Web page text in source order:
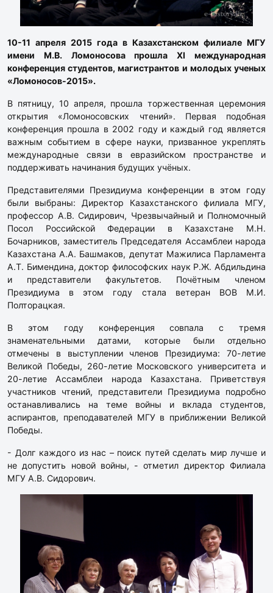
10-11 апреля 2015 года в Казахстанском филиале МГУ
имени М.В. Ломоносова прошла XI международная
конференция студентов, магистрантов и молодых ученых
«Ломоносов-2015».
В пятницу, 10 апреля, прошла торжественная церемония
открытия «Ломоносовских чтений». Первая подобная
конференция прошла в 2002 году и каждый год является
важным событием в сфере науки, призванное укреплять
международные связи в евразийском пространстве и
поддерживать начинания будущих учёных.
Представителями Президиума конференции в этом году
были выбраны: Директор Казахстанского филиала МГУ,
профессор А.В. Сидирович, Чрезвычайный и Полномочный
Посол Российской Федерации в Казахстане М.Н.
Бочарников, заместитель Председателя Ассамблеи народа
Казахстана А.А. Башмаков, депутат Мажилиса Парламента
А.Т. Бимендина, доктор философских наук Р.Ж. Абдильдина
и представители факультетов. Почётным членом
Президиума в этом году стала ветеран ВОВ М.И.
Полторацкая.
В этом году конференция совпала с тремя
знаменательными датами, которые были отдельно
отмечены в выступлении членов Президиума: 70-летие
Великой Победы, 260-летие Московского университета и
20-летие Ассамблеи народа Казахстана. Приветствуя
участников чтений, представители Президиума подробно
останавливались на теме войны и вклада студентов,
аспирантов, преподавателей МГУ в приближении Великой
Победы.
- Долг каждого из нас – поиск путей сделать мир лучше и
не допустить новой войны, - отметил директор Филиала
МГУ А.В. Сидорович.